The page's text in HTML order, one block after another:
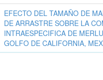
EFECTO DEL TAMAÑO DE
DE ARRASTRE SOBRE LA
INTRAESPECIFICA DE
GOLFO DE CALIFORNIA,